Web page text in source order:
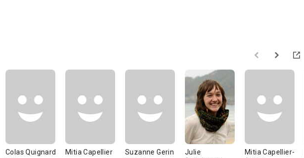
Colas Quignard Mitia Capellier Suzanne Gerin
Julie
Mitia Capellier-